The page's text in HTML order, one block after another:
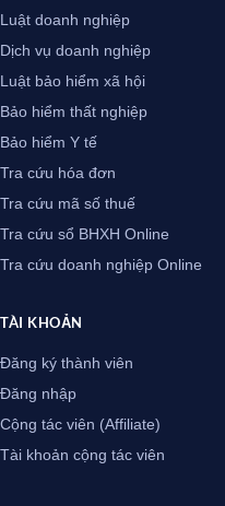
Luật doanh nghiệp
Dịch vụ doanh nghiệp
Luật bảo hiểm xã hội
Bảo hiểm thất nghiệp
Bảo hiểm Y tế
Tra cứu hóa đơn
Tra cứu mã số thuế
Tra cứu sổ BHXH Online
Tra cứu doanh nghiệp Online
TÀI KHOẢN
Đăng ký thành viên
Đăng nhập
Cộng tác viên (Affiliate)
Tài khoản cộng tác viên